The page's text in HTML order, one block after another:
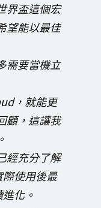
界盃這個宏
望能以最佳
需要當機立
，就能更
顧，這讓我
經充分了解
使用後最
化。